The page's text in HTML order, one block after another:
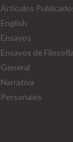
Artículos
English
Ensayos
Ensayos de Filosofía
General
Narrativa
Personales